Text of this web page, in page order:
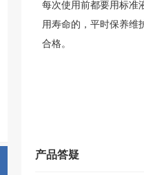
每次使用前都要用标准
用寿命的，平时保养维
合格。
产品答疑